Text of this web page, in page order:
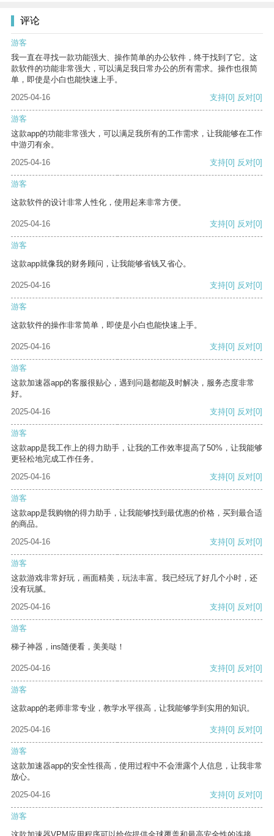
评论
游客
我一直在寻找一款功能强大、操作简单的办公软件，终于找到了它。这
款软件的功能非常强大，可以满足我日常办公的所有需求。操作也很简
单，即使是小白也能快速上手。
2025-04-16
支持[0] 反对[0]
游客
这款app的功能非常强大，可以满足我所有的工作需求，让我能够在工作
中游刃有余。
2025-04-16
支持[0] 反对[0]
游客
这款软件的设计非常人性化，使用起来非常方便。
2025-04-16 支持[0] 反对[0]
游客
这款app就像我的财务顾问，让我能够省钱又省心。
2025-04-16 支持[0] 反对[0]
游客
这款软件的操作非常简单，即使是小白也能快速上手。
2025-04-16 支持[0] 反对[0]
游客
这款加速器app的客服很贴心，遇到问题都能及时解决，服务态度非常
好。
2025-04-16
支持[0] 反对[0]
游客
这款app是我工作上的得力助手，让我的工作效率提高了50%，让我能够
更轻松地完成工作任务。
2025-04-16
支持[0] 反对[0]
游客
这款app是我购物的得力助手，让我能够找到最优惠的价格，买到最合适
的商品。
2025-04-16
支持[0] 反对[0]
游客
这款游戏非常好玩，画面精美，玩法丰富。我已经玩了好几个小时，还
没有玩腻。
2025-04-16
支持[0] 反对[0]
游客
梯子神器，ins随便看，美美哒！
2025-04-16 支持[0] 反对[0]
游客
这款app的老师非常专业，教学水平很高，让我能够学到实用的知识。
2025-04-16 支持[0] 反对[0]
游客
这款加速器app的安全性很高，使用过程中不会泄露个人信息，让我非常
放心。
2025-04-16
支持[0] 反对[0]
游客